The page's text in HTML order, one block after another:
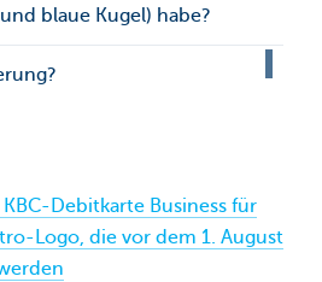
blaue Kugel) habe?
Debitkarte Business für
Logo, die vor dem 1. August